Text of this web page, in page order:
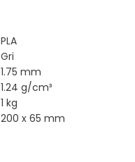
PLA
Gri
1.75 mm
1.24 g/cm³
1 kg
200 x 65 mm